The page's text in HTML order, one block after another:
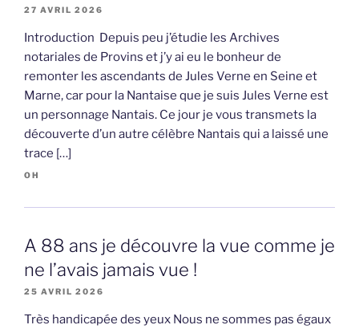
27 AVRIL 2026
Introduction Depuis peu j’étudie les Archives
notariales de Provins et j’y ai eu le bonheur de
remonter les ascendants de Jules Verne en Seine et
Marne, car pour la Nantaise que je suis Jules Verne est
un personnage Nantais. Ce jour je vous transmets la
découverte d’un autre célèbre Nantais qui a laissé une
trace […]
OH
A 88 ans je découvre la vue comme je
ne l’avais jamais vue !
25 AVRIL 2026
Très handicapée des yeux Nous ne sommes pas égaux